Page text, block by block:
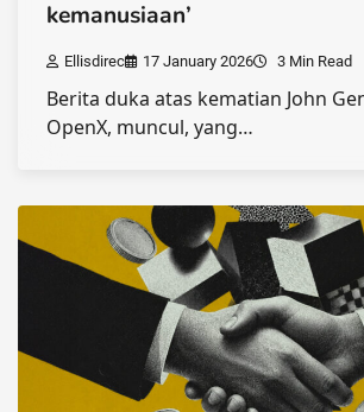
kemanusiaan’
Ellisdirec 17 January 2026 3 Min Read
Berita duka atas kematian John
OpenX, muncul, yang…